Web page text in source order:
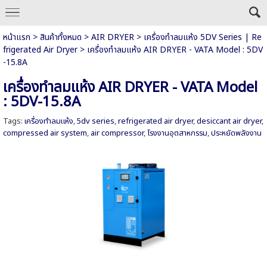
หน้าแรก >สินค้าทั้งหมด >AIR DRYER> เครื่องทำลมแห้ง 5DV Series | Re
frigerated Air Dryer> เครื่องทำลมแห้ง AIR DRYER - VATA Model : 5DV
-15.8A
เครื่องทำลมแห้ง AIR DRYER - VATA Model
: 5DV-15.8A
Tags: เครื่องทำลมแห้ง,5dv series,refrigerated air dryer,desiccant air dryer,
compressed air system, air compressor,โรงงานอุตสาหกรรม,ประหยัดพลังงาน